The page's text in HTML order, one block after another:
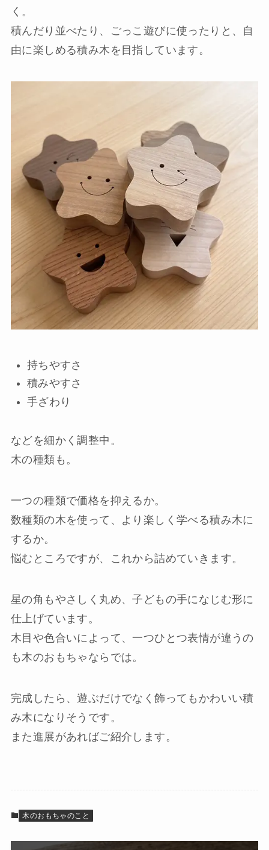
く。
積んだり並べたり、ごっこ遊びに使ったりと、自
由に楽しめる積み木を目指しています。
持ちやすさ
積みやすさ
手ざわり
などを細かく調整中。
木の種類も。
一つの種類で価格を抑えるか。
数種類の木を使って、より楽しく学べる積み木に
するか。
悩むところですが、これから詰めていきます。
星の角もやさしく丸め、子どもの手になじむ形に
仕上げています。
木目や色合いによって、一つひとつ表情が違うの
も木のおもちゃならでは。
完成したら、遊ぶだけでなく飾ってもかわいい積
み木になりそうです。
また進展があればご紹介します。
木のおもちゃのこと